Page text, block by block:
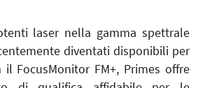
laser nella gamma spettrale
diventati disponibili per
FocusMonitor FM+, Primes offre